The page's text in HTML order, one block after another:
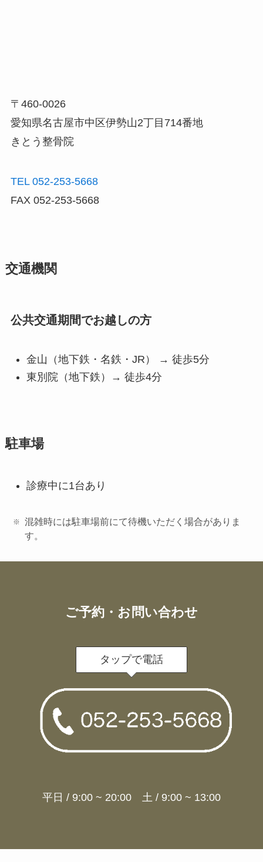
〒460-0026
愛知県名古屋市中区伊勢山2丁目714番地
きとう整骨院
TEL 052-253-5668
FAX 052-253-5668
交通機関
公共交通期間でお越しの方
金山（地下鉄・名鉄・JR） → 徒歩5分
東別院（地下鉄）→ 徒歩4分
駐車場
診療中に1台あり
混雑時には駐車場前にて待機いただく場合がありま
す。
ご予約・お問い合わせ
タップで電話
平日 / 9:00 ~ 20:00 土 / 9:00 ~ 13:00